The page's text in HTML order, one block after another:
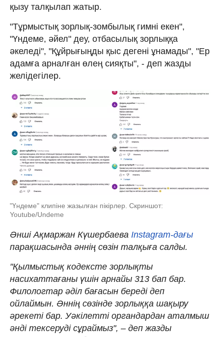
қызу талқылап жатыр.
"Тұрмыстық зорлық-зомбылық гимні екен",
"Үндеме, әйел" деу, отбасылық зорлыққа
әкеледі", "Құйрығыңды қыс дегені ұнамады", "Ер
адамға арналған өлең сияқты", - деп жазды
желідегілер.
"Үндеме" клипіне жазылған пікірлер. Скриншот:
Youtube/Undeme
Әнші Ақмаржан Күшербаева Instagram-дағы
парақшасында әннің сөзін талқыға салды.
"Қылмыстық кодексте зорлықты
насихаттағаны үшін арнайы 313 бап бар.
Филологтар әділ бағасын береді деп
ойлаймын. Әннің сөзінде зорлыққа шақыру
әрекеті бар. Уәкілетті органдардан аталмыш
әнді тексеруді сұраймыз", – деп жазды